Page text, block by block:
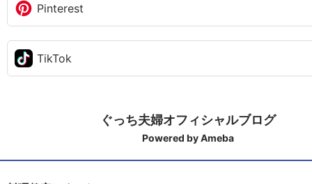
Pinterest
TikTok
ぐっち夫婦オフィシャルブログ
Powered by Ameba